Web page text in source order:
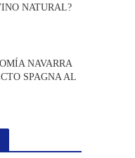
NATURAL?
NAVARRA
SPAGNA AL